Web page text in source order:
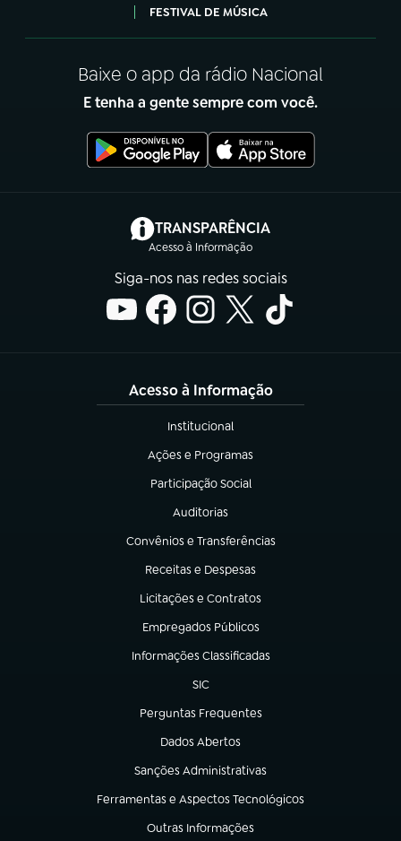
FESTIVAL DE MÚSICA
Baixe o app da rádio Nacional
E tenha a gente sempre com você.
TRANSPARÊNCIA
Acesso à Informação
(abre em nova aba)
Siga-nos nas redes sociais
Acesso à Informação
Institucional
(abre em nova aba)
Ações e Programas
(abre em nova aba)
Participação Social
(abre em nova aba)
Auditorias
(abre em nova aba)
Convênios e Transferências
(abre em nova aba)
Receitas e Despesas
(abre em nova aba)
Licitações e Contratos
(abre em nova aba)
Empregados Públicos
(abre em nova aba)
Informações Classificadas
(abre em nova aba)
SIC
(abre em nova aba)
Perguntas Frequentes
(abre em nova aba)
Dados Abertos
(abre em nova aba)
Sanções Administrativas
(abre em nova aba)
Ferramentas e Aspectos Tecnológicos
(abre em nova aba)
Outras Informações
(abre em nova aba)